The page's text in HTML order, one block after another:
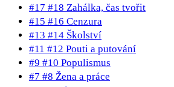
#17 #18 Zahálka, čas tvořit
#15 #16 Cenzura
#13 #14 Školství
#11 #12 Pouti a putování
#9 #10 Populismus
#7 #8 Žena a práce